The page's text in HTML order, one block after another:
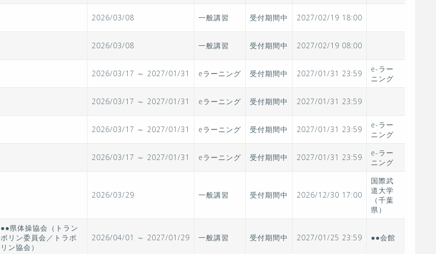
2026/03/08 一般講習 受付期間中 2027/02/19 18:00
2026/03/08 一般講習 受付期間中 2027/02/19 08:00
2026/03/17 ～ 2027/01/31 eラーニング 受付期間中 2027/01/31 23:59
e-ラー
ニング
2026/03/17 ～ 2027/01/31 eラーニング 受付期間中 2027/01/31 23:59
2026/03/17 ～ 2027/01/31 eラーニング 受付期間中 2027/01/31 23:59
e-ラー
ニング
2026/03/17 ～ 2027/01/31 eラーニング 受付期間中 2027/01/31 23:59
e-ラー
ニング
2026/03/29 一般講習 受付期間中 2026/12/30 17:00
国際武
道大学
（千葉
県）
●●県体操協会（トラン
ポリン委員会／トラポ
リン協会）
2026/04/01 ～ 2027/01/29 一般講習 受付期間中 2027/01/25 23:59 ●●会館